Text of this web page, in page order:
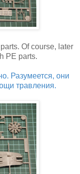
Of course, later
PE parts.
Разумеется, они
травления.